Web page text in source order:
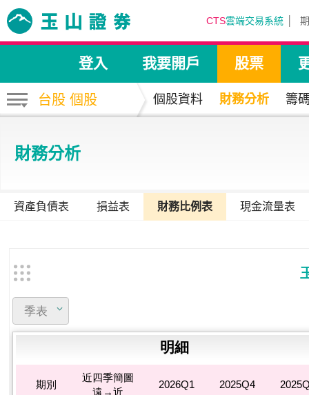
CTS雲端交易系統
登入 我要開戶 股票
台股 個股 個股資料 財務分析 籌
財務分析
資產負債表 損益表 財務比例表 現金流量表